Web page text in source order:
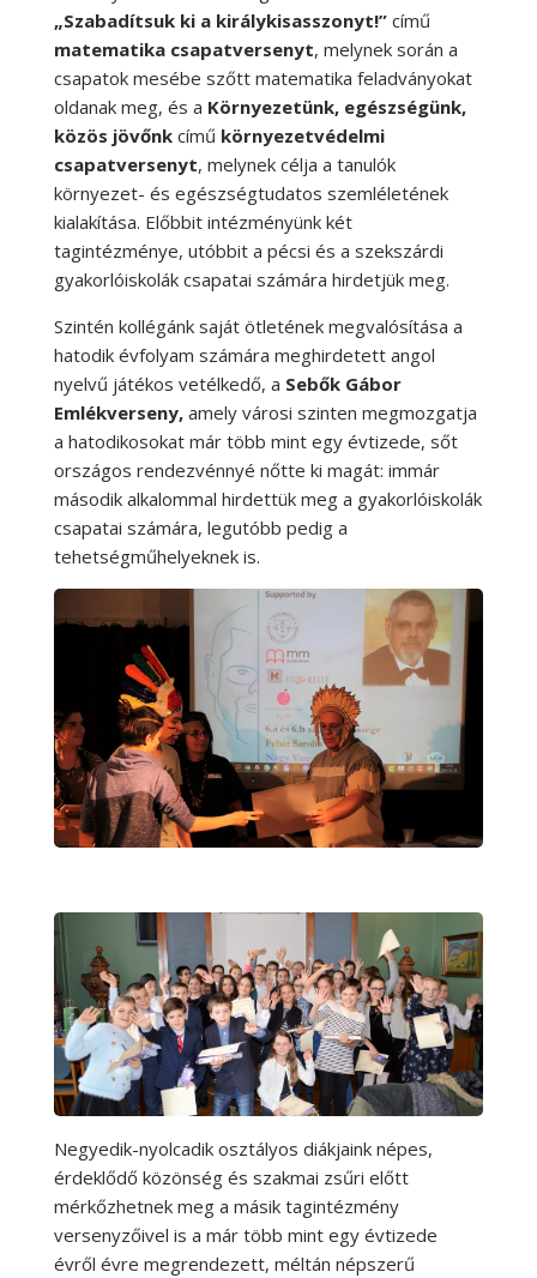
„Szabadítsuk ki a királykisasszonyt!” című
matematika csapatversenyt, melynek során a
csapatok mesébe szőtt matematika feladványokat
oldanak meg, és a Környezetünk, egészségünk,
közös jövőnk című környezetvédelmi
csapatversenyt, melynek célja a tanulók
környezet- és egészségtudatos szemléletének
kialakítása. Előbbit intézményünk két
tagintézménye, utóbbit a pécsi és a szekszárdi
gyakorlóiskolák csapatai számára hirdetjük meg.
Szintén kollégánk saját ötletének megvalósítása a
hatodik évfolyam számára meghirdetett angol
nyelvű játékos vetélkedő, a Sebők Gábor
Emlékverseny, amely városi szinten megmozgatja
a hatodikosokat már több mint egy évtizede, sőt
országos rendezvénnyé nőtte ki magát: immár
második alkalommal hirdettük meg a gyakorlóiskolák
csapatai számára, legutóbb pedig a
tehetségműhelyeknek is.
Negyedik-nyolcadik osztályos diákjaink népes,
érdeklődő közönség és szakmai zsűri előtt
mérkőzhetnek meg a másik tagintézmény
versenyzőivel is a már több mint egy évtizede
évről évre megrendezett, méltán népszerű